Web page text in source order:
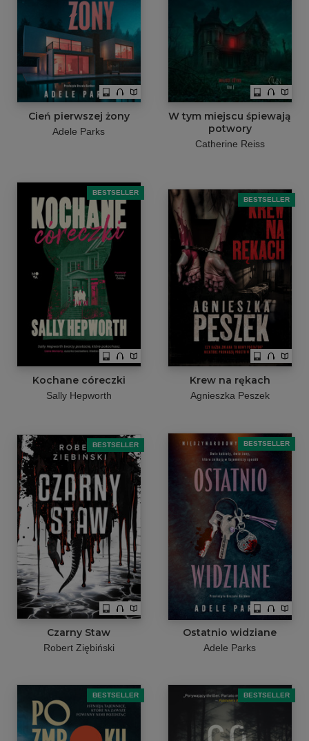
Cień pierwszej żony
Adele Parks
W tym miejscu śpiewają
potwory
Catherine Reiss
BESTSELLER
Kochane córeczki
Sally Hepworth
BESTSELLER
Krew na rękach
Agnieszka Peszek
BESTSELLER
Czarny Staw
Robert Ziębiński
BESTSELLER
Ostatnio widziane
Adele Parks
BESTSELLER BESTSELLER